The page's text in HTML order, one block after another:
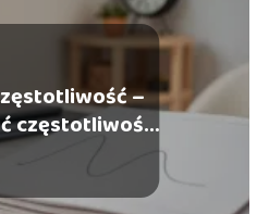
–
częstotliwość
f?